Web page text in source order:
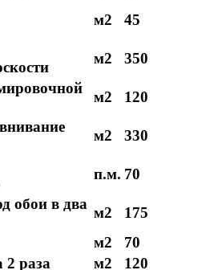
м2
45
м2
350
м2
120
м2
330
п.м. 70
обои в два
м2
175
м2
70
2 раза
м2 120